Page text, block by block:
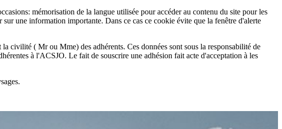
mémorisation de la langue utilisée pour accéder au contenu du site pour les
une information importante. Dans ce cas ce cookie évite que la fenêtre d'alerte
civilité ( Mr ou Mme) des adhérents. Ces données sont sous la responsabilité de
à l'ACSJO. Le fait de souscrire une adhésion fait acte d'acceptation à les